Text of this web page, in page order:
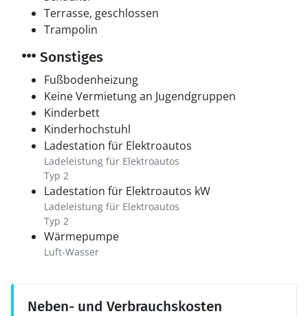
Terrasse, geschlossen
Trampolin
Sonstiges
Fußbodenheizung
Keine Vermietung an Jugendgruppen
Kinderbett
Kinderhochstuhl
Ladestation für Elektroautos
Ladeleistung für Elektroautos
Typ 2
Ladestation für Elektroautos kW
Ladeleistung für Elektroautos
Typ 2
Wärmepumpe
Luft-Wasser
Neben- und Verbrauchskosten